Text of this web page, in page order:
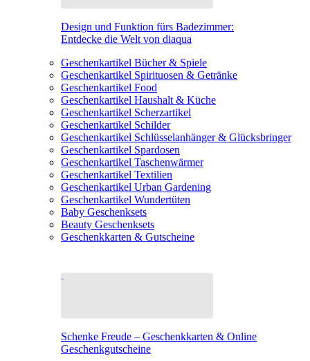
Design und Funktion fürs Badezimmer:
Entdecke die Welt von diaqua
Geschenkartikel Bücher & Spiele
Geschenkartikel Spirituosen & Getränke
Geschenkartikel Food
Geschenkartikel Haushalt & Küche
Geschenkartikel Scherzartikel
Geschenkartikel Schilder
Geschenkartikel Schlüsselanhänger & Glücksbringer
Geschenkartikel Spardosen
Geschenkartikel Taschenwärmer
Geschenkartikel Textilien
Geschenkartikel Urban Gardening
Geschenkartikel Wundertüten
Baby Geschenksets
Beauty Geschenksets
Geschenkkarten & Gutscheine
Schenke Freude – Geschenkkarten & Online
Geschenkgutscheine